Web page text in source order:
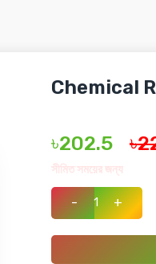
Chemical
৳202.5
সীমিত সময়ের জন্য
- +